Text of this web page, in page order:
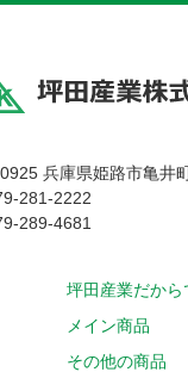
兵庫県姫路市亀井
281-2222
289-4681
坪田産業だから
メイン商品
その他の商品